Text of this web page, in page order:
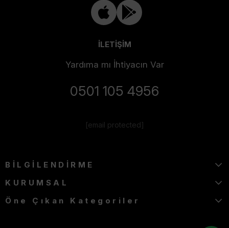
İLETİŞİM
Yardıma mı İhtiyacın Var
0501 105 4956
[email protected]
BİLGİLENDİRME
KURUMSAL
Öne Çıkan Kategoriler